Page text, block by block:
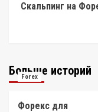
Скальпинг на
Больше историй
Forex
Форекс для